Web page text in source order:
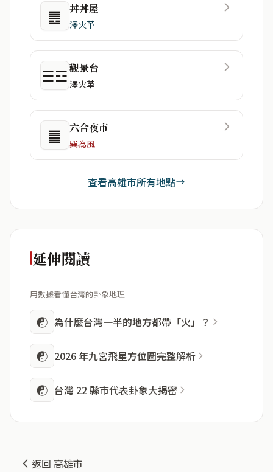
䷌ 丼丼屋
澤火革
☰☲觀景台
澤火革
䷀ 六合夜市
巽為風
查看高雄市所有地點
延伸閱讀
用數據看懂台灣的卦象地理
☯ 為什麼台灣一半的地方都帶「火」？
☯ 2026 年九宮飛星方位圖完整解析
☯ 台灣 22 縣市代表卦象大揭密
返回 高雄市